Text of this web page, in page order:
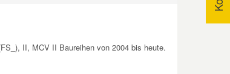
II, MCV II Baureihen von 2004 bis heute.